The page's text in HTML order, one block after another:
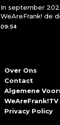
In september
WeAreFrank! de
Source de
Source! De
op dit platform in
uiteraard ook
montage zien we
bevindingen
09:54
Over Ons
Contact
Algemene
WeAreFrank!TV
Privacy Policy